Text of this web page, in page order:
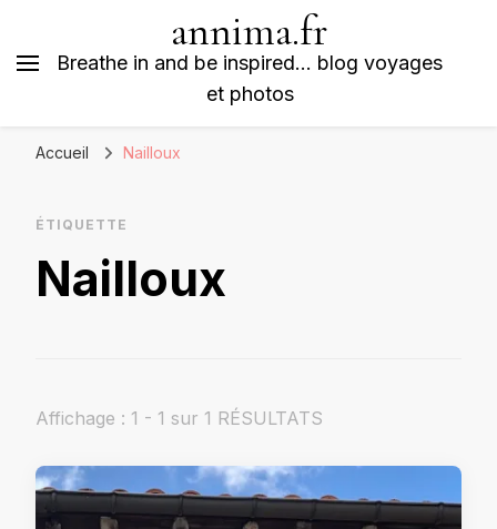
annima.fr
Breathe in and be inspired… blog voyages
et photos
Accueil Nailloux
ÉTIQUETTE
Nailloux
Affichage : 1 - 1 sur 1 RÉSULTATS